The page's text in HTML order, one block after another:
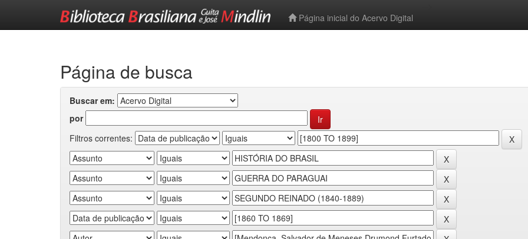
Página inicial do Acervo Digital
Página de busca
Buscar em:
por
Filtros correntes: